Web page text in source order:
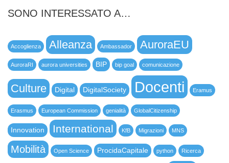
SONO INTERESSATO A…
Accoglienza Alleanza Ambassador AuroraEU
AuroraRI aurora universities BIP bip goal comunicazione
Culture Digital DigitalSociety Docenti Eramus
Erasmus European Commission genialità GlobalCitizenship
Innovation International KfB Migrazioni MNS
Mobilità Open Science ProcidaCapitale python Ricerca